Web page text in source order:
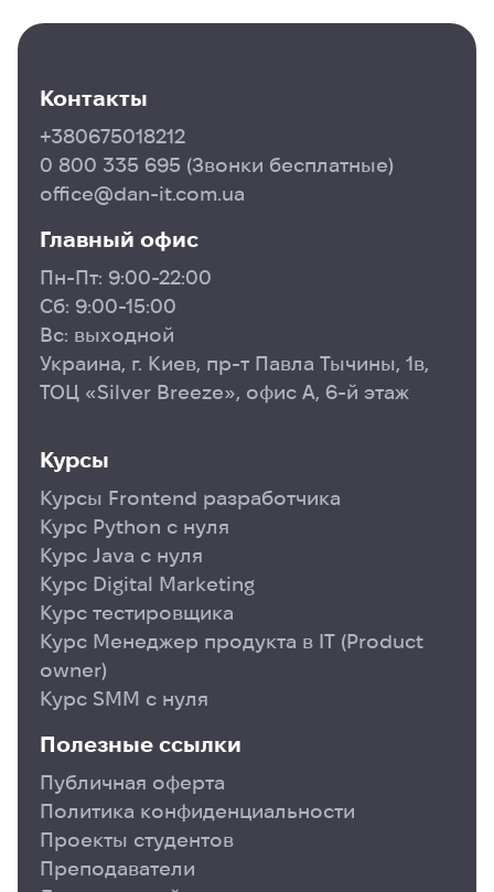
Контакты
+380675018212
0 800 335 695 (Звонки бесплатные)
office@dan-it.com.ua
Главный офис
Пн-Пт: 9:00-22:00
Сб: 9:00-15:00
Вс: выходной
Украина, г. Киев, пр-т Павла Тычины, 1в,
ТОЦ «Silver Breeze», офис А, 6-й этаж
Курсы
Курсы Frontend разработчика
Курс Python с нуля
Курс Java с нуля
Курс Digital Marketing
Курс тестировщика
Курс Менеджер продукта в ІТ (Product
owner)
Курс SMM с нуля
Полезные ссылки
Публичная оферта
Политика конфиденциальности
Проекты студентов
Преподаватели